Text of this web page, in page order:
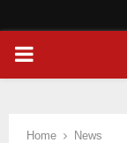
PRIMARY
Home
News